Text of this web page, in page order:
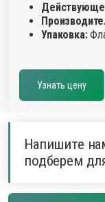
Упаковка:
Узнать цену
Напишите
подберем